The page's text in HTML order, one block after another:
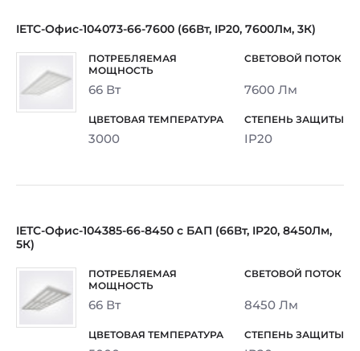
IETC-Офис-104073-66-7600 (66Вт, IP20, 7600Лм, 3К)
66 Вт 7600 Лм
3000 IP20
IETC-Офис-104385-66-8450 с БАП (66Вт, IP20, 8450Лм,
5К)
66 Вт 8450 Лм